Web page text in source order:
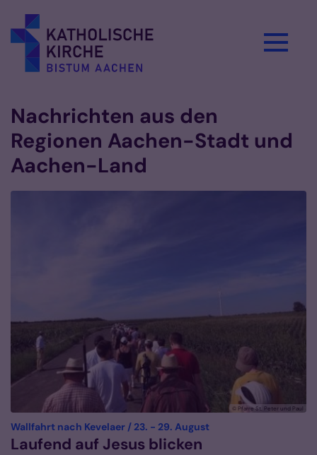
Nachrichten aus den
Regionen Aachen-Stadt und
Aachen-Land
© Pfarre St. Peter und Paul
Wallfahrt nach Kevelaer / 23. - 29. August:
Laufend auf Jesus blicken